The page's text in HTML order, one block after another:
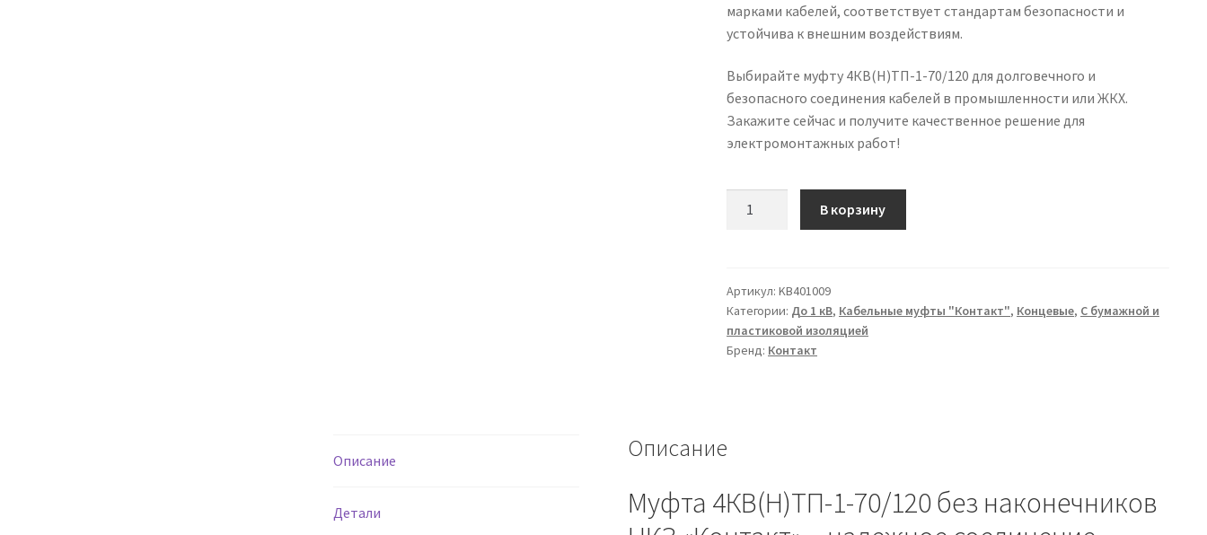
марками кабелей, соответствует стандартам безопасности и
устойчива к внешним воздействиям.
Выбирайте муфту 4КВ(Н)ТП-1-70/120 для долговечного и
безопасного соединения кабелей в промышленности или ЖКХ.
Закажите сейчас и получите качественное решение для
электромонтажных работ!
муфта
4КВ(Н)ТП-1-
70/120
Контакт
В корзину
Артикул: KB401009
Категории: До 1 кВ, Кабельные муфты "Контакт", Концевые, С бумажной и
пластиковой изоляцией
Бренд: Контакт
Описание
Детали
Описание
Муфта 4КВ(Н)ТП-1-70/120 без наконечников